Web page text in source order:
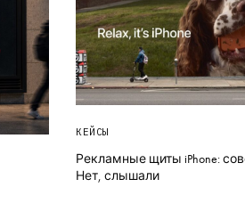
КЕЙСЫ
Рекламные щиты iPhone:
Нет, слышали